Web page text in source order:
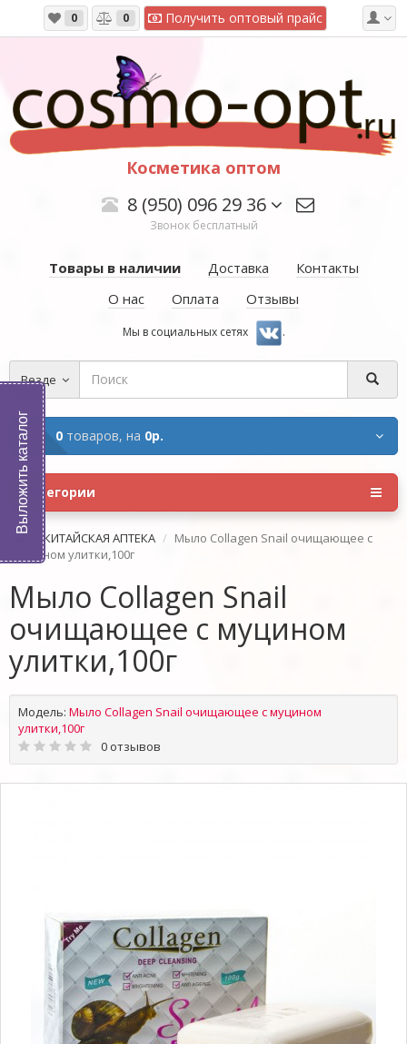
0 0 Получить оптовый прайс
Косметика оптом
8 (950) 096 29 36
Звонок бесплатный
Товары в наличии Доставка
Контакты
О нас
Оплата Отзывы
Мы в социальных сетях .
Везде
0 товаров, на 0р.
Категории
КИТАЙСКАЯ АПТЕКА
Мыло Collagen Snail очищающее с
муцином улитки,100г
Мыло Collagen Snail
очищающее с муцином
улитки,100г
Модель: Мыло Collagen Snail очищающее с муцином
улитки,100г
0 отзывов
Выложить каталог